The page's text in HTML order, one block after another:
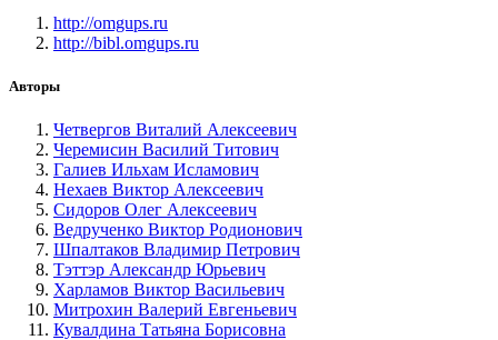
http://omgups.ru
http://bibl.omgups.ru
Авторы
Четвергов Виталий Алексеевич
Черемисин Василий Титович
Галиев Ильхам Исламович
Нехаев Виктор Алексеевич
Сидоров Олег Алексеевич
Ведрученко Виктор Родионович
Шпалтаков Владимир Петрович
Тэттэр Александр Юрьевич
Харламов Виктор Васильевич
Митрохин Валерий Евгеньевич
Кувалдина Татьяна Борисовна